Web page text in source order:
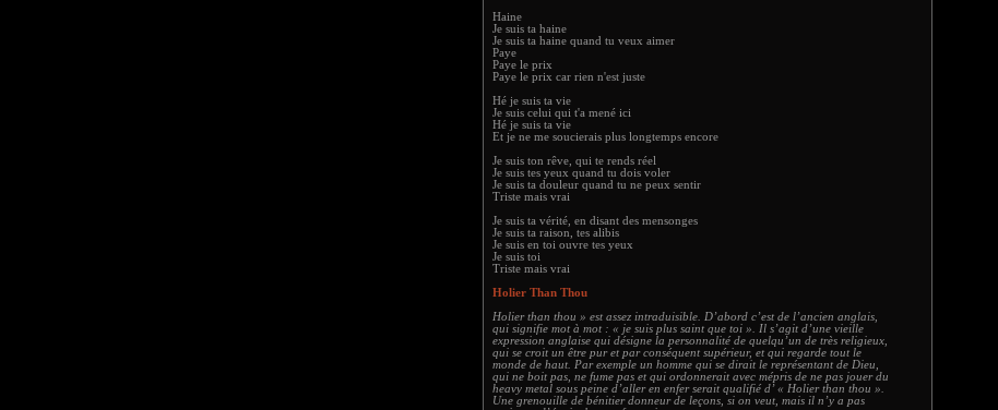
Haine
Je suis ta haine
Je suis ta haine quand tu veux aimer
Paye
Paye le prix
Paye le prix car rien n'est juste
Hé je suis ta vie
Je suis celui qui t'a mené ici
Hé je suis ta vie
Et je ne me soucierais plus longtemps encore
Je suis ton rêve, qui te rends réel
Je suis tes yeux quand tu dois voler
Je suis ta douleur quand tu ne peux sentir
Triste mais vrai
Je suis ta vérité, en disant des mensonges
Je suis ta raison, tes alibis
Je suis en toi ouvre tes yeux
Je suis toi
Triste mais vrai
Holier Than Thou
Holier than thou » est assez intraduisible. D’abord c’est de l’ancien anglais,
qui signifie mot à mot : « je suis plus saint que toi ». Il s’agit d’une vieille
expression anglaise qui désigne la personnalité de quelqu’un de très religieux,
qui se croit un être pur et par conséquent supérieur, et qui regarde tout le
monde de haut. Par exemple un homme qui se dirait le représentant de Dieu,
qui ne boit pas, ne fume pas et qui ordonnerait avec mépris de ne pas jouer du
heavy metal sous peine d’aller en enfer serait qualifié d’ « Holier than thou ».
Une grenouille de bénitier donneur de leçons, si on veut, mais il n’y a pas